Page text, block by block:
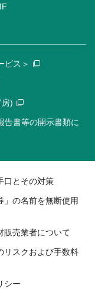
ビス＞
)
告書等の開示書類に
口とその対策
」の名前を無断使用
販売業者について
リスクおよび手数料
シー